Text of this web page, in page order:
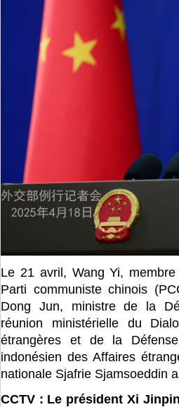
Le 21 avril, Wang Yi,
Parti communiste chinois
Dong Jun, ministre de la
réunion ministérielle du
étrangères et de la
indonésien des Affaires
nationale Sjafrie Sjamsoeddin
CCTV : Le président Xi